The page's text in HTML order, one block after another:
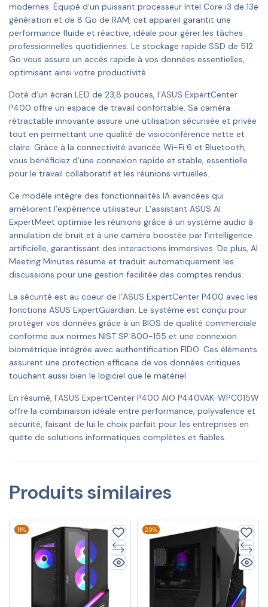
modernes. Équipé d’un puissant processeur Intel Core i3 de 13e
génération et de 8 Go de RAM, cet appareil garantit une
performance fluide et réactive, idéale pour gérer les tâches
professionnelles quotidiennes. Le stockage rapide SSD de 512
Go vous assure un accès rapide à vos données essentielles,
optimisant ainsi votre productivité.
Doté d’un écran LED de 23,8 pouces, l’ASUS ExpertCenter
P400 offre un espace de travail confortable. Sa caméra
rétractable innovante assure une utilisation sécurisée et privée
tout en permettant une qualité de visioconférence nette et
claire. Grâce à la connectivité avancée Wi-Fi 6 et Bluetooth,
vous bénéficiez d’une connexion rapide et stable, essentielle
pour le travail collaboratif et les réunions virtuelles.
Ce modèle intègre des fonctionnalités IA avancées qui
améliorent l’expérience utilisateur. L’assistant ASUS AI
ExpertMeet optimise les réunions grâce à un système audio à
annulation de bruit et à une caméra boostée par l’intelligence
artificielle, garantissant des interactions immersives. De plus, AI
Meeting Minutes résume et traduit automatiquement les
discussions pour une gestion facilitée des comptes rendus.
La sécurité est au coeur de l’ASUS ExpertCenter P400 avec les
fonctions ASUS ExpertGuardian. Le système est conçu pour
protéger vos données grâce à un BIOS de qualité commerciale
conforme aux normes NIST SP 800-155 et une connexion
biométrique intégrée avec authentification FIDO. Ces éléments
assurent une protection efficace de vos données critiques
touchant aussi bien le logiciel que le matériel.
En résumé, l’ASUS ExpertCenter P400 AIO P440VAK-WPC015W
offre la combinaison idéale entre performance, polyvalence et
sécurité, faisant de lui le choix parfait pour les entreprises en
quête de solutions informatiques complètes et fiables.
Produits similaires
11% 29%